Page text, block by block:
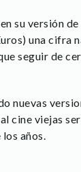
su versión
una cifra
seguir de
nuevas
cine viejas
años.